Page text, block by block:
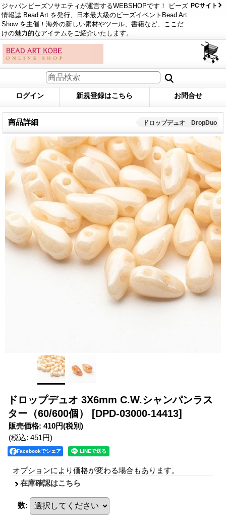
ジャパンビーズソサエティが運営するWEBSHOPです！ ビーズ
情報誌 Bead Art を発行、日本最大級のビーズイベントBead Art
Show を主催！海外の新しい素材やツール、書籍など、ここだ
けの魅力的なアイテムをご紹介いたします。
PCサイト
ログイン 新規登録はこちら お問合せ
商品詳細 ドロップデュオ DropDuo
ドロップデュオ 3X6mm C.W.シャンパンラス
ター（60/600個） [DPD-03000-14413]
販売価格: 410円(税別)
(税込: 451円)
Facebookでシェア
オプションにより価格が変わる場合もあります。
在庫確認はこちら
数: